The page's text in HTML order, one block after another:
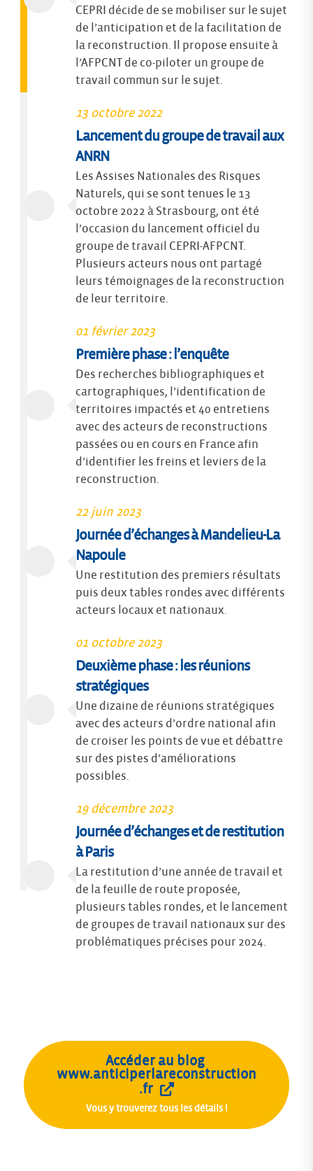
CEPRI décide de se mobiliser sur le sujet
de l’anticipation et de la facilitation de
la reconstruction. Il propose ensuite à
l’AFPCNT de co-piloter un groupe de
travail commun sur le sujet.
13 octobre 2022
Lancement du groupe de travail aux
ANRN
Les Assises Nationales des Risques
Naturels, qui se sont tenues le 13
octobre 2022 à Strasbourg, ont été
l’occasion du lancement officiel du
groupe de travail CEPRI-AFPCNT.
Plusieurs acteurs nous ont partagé
leurs témoignages de la reconstruction
de leur territoire.
01 février 2023
Première phase : l’enquête
Des recherches bibliographiques et
cartographiques, l’identification de
territoires impactés et 40 entretiens
avec des acteurs de reconstructions
passées ou en cours en France afin
d’identifier les freins et leviers de la
reconstruction.
22 juin 2023
Journée d’échanges à Mandelieu-La
Napoule
Une restitution des premiers résultats
puis deux tables rondes avec différents
acteurs locaux et nationaux.
01 octobre 2023
Deuxième phase : les réunions
stratégiques
Une dizaine de réunions stratégiques
avec des acteurs d’ordre national afin
de croiser les points de vue et débattre
sur des pistes d’améliorations
possibles.
19 décembre 2023
Journée d’échanges et de restitution
à Paris
La restitution d’une année de travail et
de la feuille de route proposée,
plusieurs tables rondes, et le lancement
de groupes de travail nationaux sur des
problématiques précises pour 2024.
Accéder au blog
www.anticiperlareconstruction
.fr
Vous y trouverez tous les détails !